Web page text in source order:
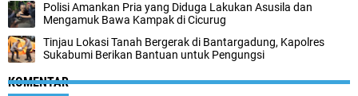
Polisi Amankan Pria yang Diduga Lakukan Asusila dan
Mengamuk Bawa Kampak di Cicurug
Tinjau Lokasi Tanah Bergerak di Bantargadung, Kapolres
Sukabumi Berikan Bantuan untuk Pengungsi
KOMENTAR